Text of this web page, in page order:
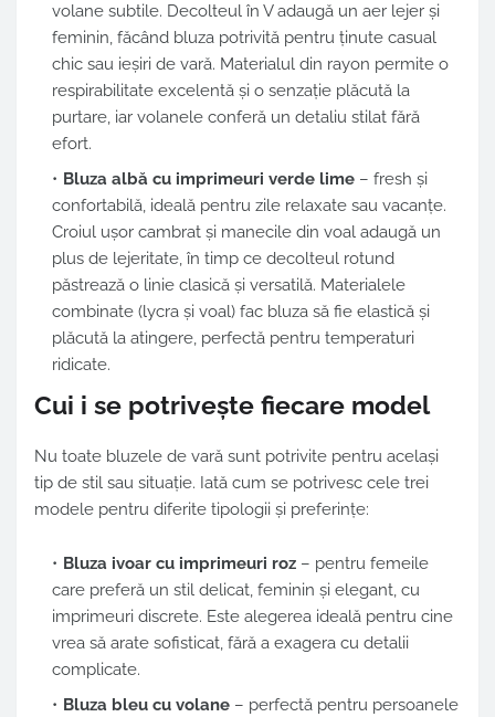
volane subtile. Decolteul în V adaugă un aer lejer și
feminin, făcând bluza potrivită pentru ținute casual
chic sau ieșiri de vară. Materialul din rayon permite o
respirabilitate excelentă și o senzație plăcută la
purtare, iar volanele conferă un detaliu stilat fără
efort.
Bluza albă cu imprimeuri verde lime – fresh și
confortabilă, ideală pentru zile relaxate sau vacanțe.
Croiul ușor cambrat și manecile din voal adaugă un
plus de lejeritate, în timp ce decolteul rotund
păstrează o linie clasică și versatilă. Materialele
combinate (lycra și voal) fac bluza să fie elastică și
plăcută la atingere, perfectă pentru temperaturi
ridicate.
Cui i se potrivește fiecare model
Nu toate bluzele de vară sunt potrivite pentru același
tip de stil sau situație. Iată cum se potrivesc cele trei
modele pentru diferite tipologii și preferințe:
Bluza ivoar cu imprimeuri roz – pentru femeile
care preferă un stil delicat, feminin și elegant, cu
imprimeuri discrete. Este alegerea ideală pentru cine
vrea să arate sofisticat, fără a exagera cu detalii
complicate.
Bluza bleu cu volane – perfectă pentru persoanele